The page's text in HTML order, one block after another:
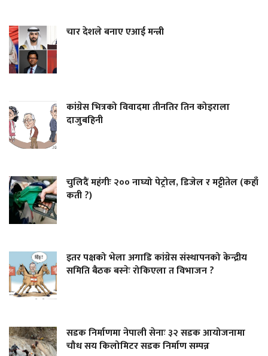
चार देशले बनाए एआई मन्त्री
कांग्रेस भित्रको विवादमा तीनतिर तिन कोइराला
दाजुबहिनी
चुलिदैं महंगीः २०० नाघ्यो पेट्रोल, डिजेल र मट्टीतेल (कहाँ
कती ?)
इतर पक्षको भेला अगाडि कांग्रेस संस्थापनको केन्द्रीय
समिति बैठक बस्नेः रोकिएला त विभाजन ?
सडक निर्माणमा नेपाली सेनाः ३२ सडक आयोजनामा
चौध सय किलोमिटर सडक निर्माण सम्पन्न